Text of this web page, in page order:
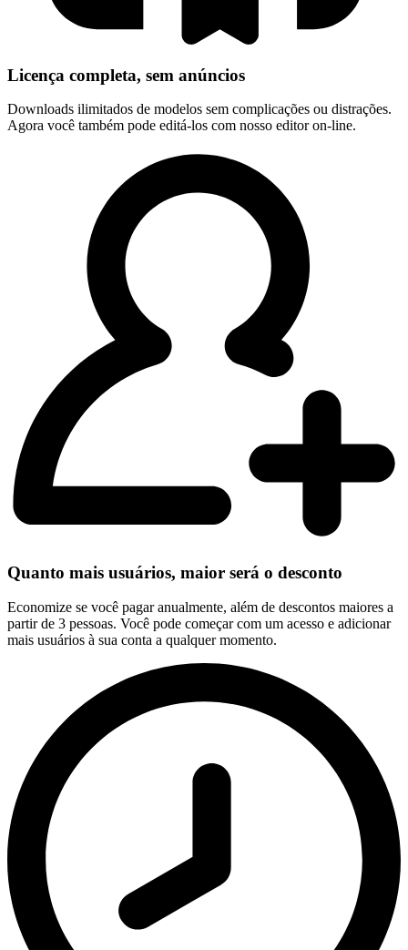
Licença completa, sem anúncios
Downloads ilimitados de modelos sem complicações ou distrações.
Agora você também pode editá-los com nosso editor on-line.
Quanto mais usuários, maior será o desconto
Economize se você pagar anualmente, além de descontos maiores a
partir de 3 pessoas. Você pode começar com um acesso e adicionar
mais usuários à sua conta a qualquer momento.